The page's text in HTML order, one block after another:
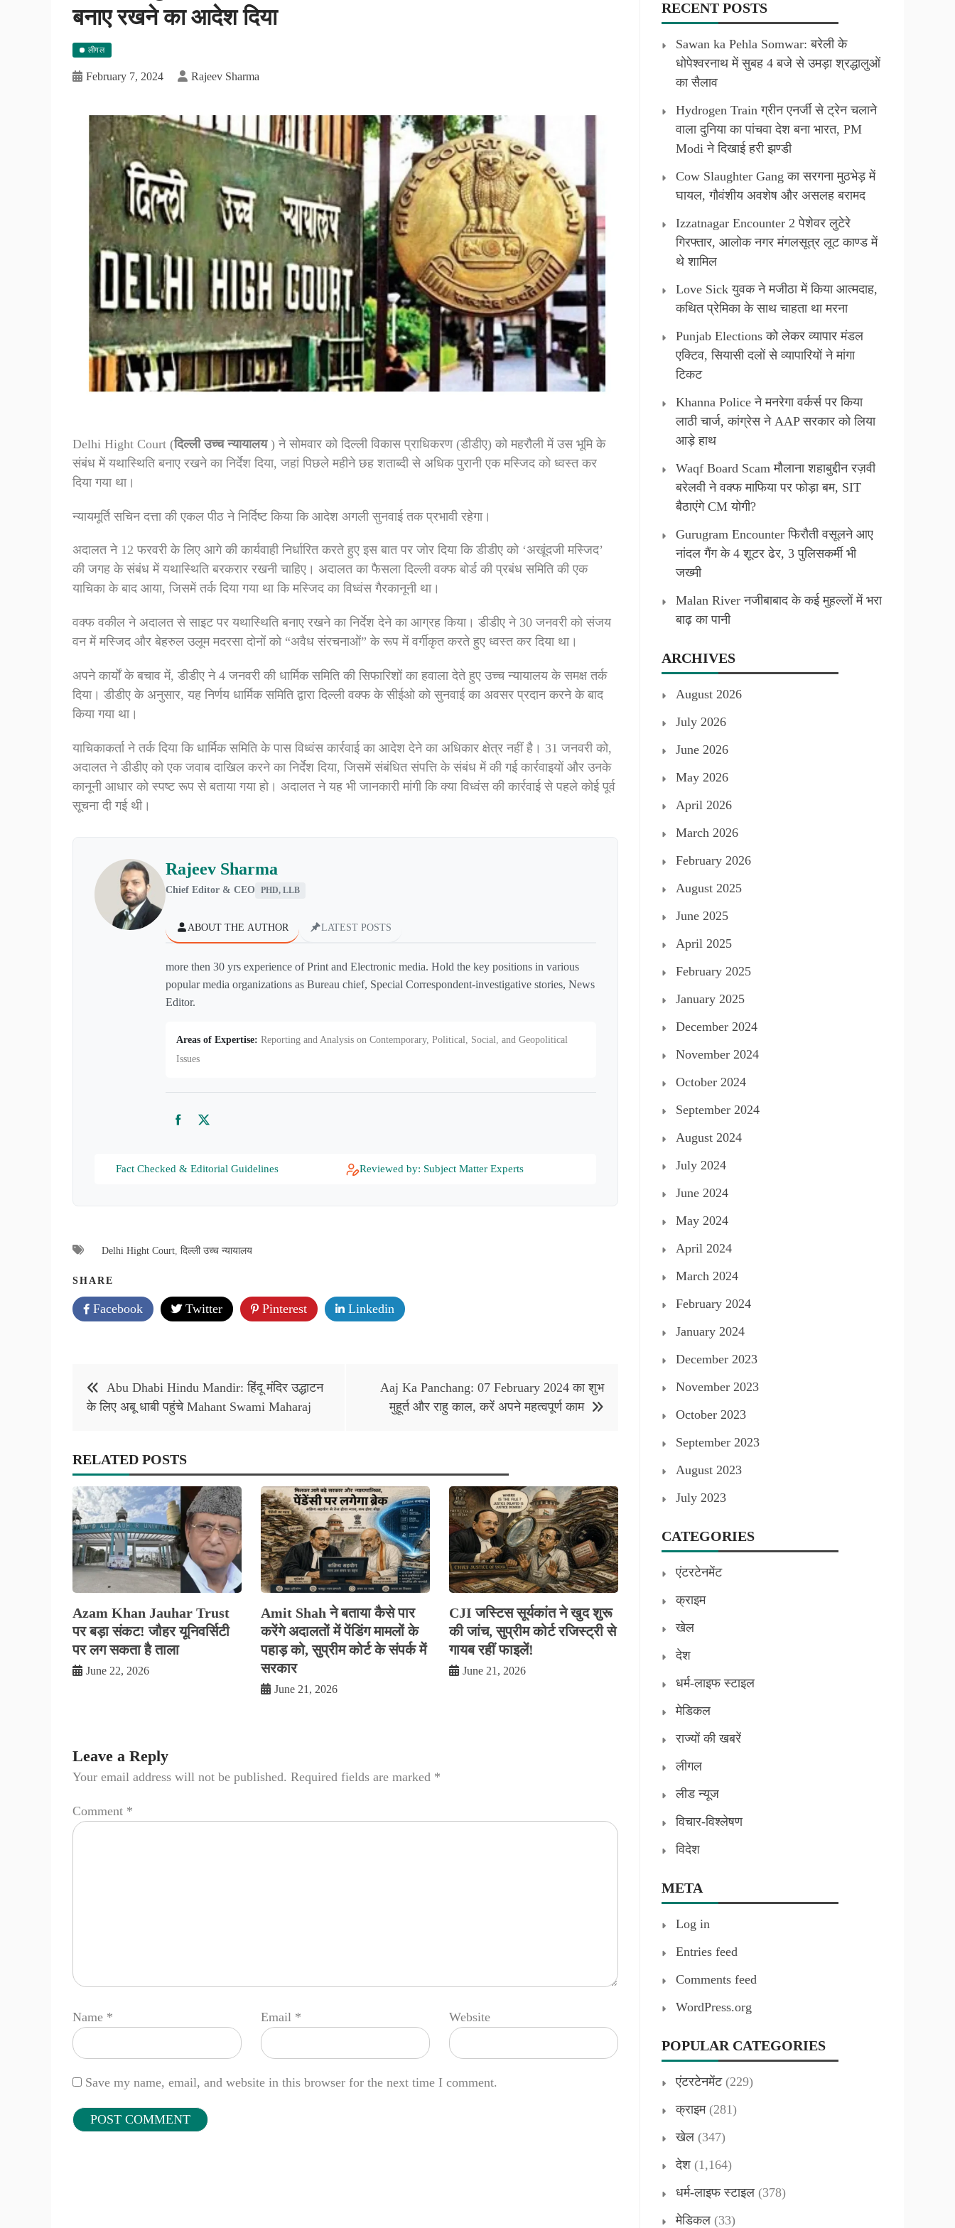
बनाए रखने का आदेश दिया
लीगल
February 7, 2024 Rajeev Sharma
Delhi Hight Court (दिल्ली उच्च न्यायालय) ने सोमवार को दिल्ली विकास प्राधिकरण (डीडीए) को महरौली में उस भूमि के
संबंध में यथास्थिति बनाए रखने का निर्देश दिया, जहां पिछले महीने छह शताब्दी से अधिक पुरानी एक मस्जिद को ध्वस्त कर
दिया गया था।
न्यायमूर्ति सचिन दत्ता की एकल पीठ ने निर्दिष्ट किया कि आदेश अगली सुनवाई तक प्रभावी रहेगा।
अदालत ने 12 फरवरी के लिए आगे की कार्यवाही निर्धारित करते हुए इस बात पर जोर दिया कि डीडीए को ‘अखूंदजी मस्जिद’
की जगह के संबंध में यथास्थिति बरकरार रखनी चाहिए। अदालत का फैसला दिल्ली वक्फ बोर्ड की प्रबंध समिति की एक
याचिका के बाद आया, जिसमें तर्क दिया गया था कि मस्जिद का विध्वंस गैरकानूनी था।
वक्फ वकील ने अदालत से साइट पर यथास्थिति बनाए रखने का निर्देश देने का आग्रह किया। डीडीए ने 30 जनवरी को संजय
वन में मस्जिद और बेहरुल उलूम मदरसा दोनों को “अवैध संरचनाओं” के रूप में वर्गीकृत करते हुए ध्वस्त कर दिया था।
अपने कार्यों के बचाव में, डीडीए ने 4 जनवरी की धार्मिक समिति की सिफारिशों का हवाला देते हुए उच्च न्यायालय के समक्ष तर्क
दिया। डीडीए के अनुसार, यह निर्णय धार्मिक समिति द्वारा दिल्ली वक्फ के सीईओ को सुनवाई का अवसर प्रदान करने के बाद
किया गया था।
याचिकाकर्ता ने तर्क दिया कि धार्मिक समिति के पास विध्वंस कार्रवाई का आदेश देने का अधिकार क्षेत्र नहीं है। 31 जनवरी को,
अदालत ने डीडीए को एक जवाब दाखिल करने का निर्देश दिया, जिसमें संबंधित संपत्ति के संबंध में की गई कार्रवाइयों और उनके
कानूनी आधार को स्पष्ट रूप से बताया गया हो। अदालत ने यह भी जानकारी मांगी कि क्या विध्वंस की कार्रवाई से पहले कोई पूर्व
सूचना दी गई थी।
Rajeev Sharma
Chief Editor & CEO PHD, LLB
ABOUT THE AUTHOR LATEST POSTS
more then 30 yrs experience of Print and Electronic media. Hold the key positions in various
popular media organizations as Bureau chief, Special Correspondent-investigative stories, News
Editor.
Areas of Expertise: Reporting and Analysis on Contemporary, Political, Social, and Geopolitical
Issues
FacebookTwitter
Fact Checked & Editorial Guidelines Reviewed by: Subject Matter Experts
Delhi Hight Court, दिल्ली उच्च न्यायालय
SHARE
Facebook Twitter Pinterest Linkedin
Post
navigation
Abu Dhabi Hindu Mandir: हिंदू मंदिर उद्धाटन
के लिए अबू धाबी पहुंचे Mahant Swami Maharaj
Aaj Ka Panchang: 07 February 2024 का शुभ
मुहूर्त और राहु काल, करें अपने महत्वपूर्ण काम
RELATED POSTS
Azam Khan Jauhar Trust
पर बड़ा संकट! जौहर यूनिवर्सिटी
पर लग सकता है ताला
June 22, 2026
Amit Shah ने बताया कैसे पार
करेंगे अदालतों में पेंडिंग मामलों के
पहाड़ को, सुप्रीम कोर्ट के संपर्क में
सरकार
June 21, 2026
CJI जस्टिस सूर्यकांत ने खुद शुरू
की जांच, सुप्रीम कोर्ट रजिस्ट्री से
गायब रहीं फाइलें!
June 21, 2026
Leave a Reply
Your email address will not be published. Required fields are marked *
Comment *
Name * Email * Website
Save my name, email, and website in this browser for the next time I comment.
RECENT POSTS
Sawan ka Pehla Somwar: बरेली के
धोपेश्वरनाथ में सुबह 4 बजे से उमड़ा श्रद्धालुओं
का सैलाव
Hydrogen Train ग्रीन एनर्जी से ट्रेन चलाने
वाला दुनिया का पांचवा देश बना भारत, PM
Modi ने दिखाई हरी झण्डी
Cow Slaughter Gang का सरगना मुठभेड़ में
घायल, गौवंशीय अवशेष और असलह बरामद
Izzatnagar Encounter 2 पेशेवर लुटेरे
गिरफ्तार, आलोक नगर मंगलसूत्र लूट काण्‍ड में
थे शामिल
Love Sick युवक ने मजीठा में किया आत्मदाह,
कथित प्रेमिका के साथ चाहता था मरना
Punjab Elections को लेकर व्यापार मंडल
एक्टिव, सियासी दलों से व्यापारियों ने मांगा
टिकट
Khanna Police ने मनरेगा वर्कर्स पर किया
लाठी चार्ज, कांग्रेस ने AAP सरकार को लिया
आड़े हाथ
Waqf Board Scam मौलाना शहाबुद्दीन रज़वी
बरेलवी ने वक्फ माफिया पर फोड़ा बम, SIT
बैठाएंगे CM योगी?
Gurugram Encounter फिरौती वसूलने आए
नांदल गैंग के 4 शूटर ढेर, 3 पुलिसकर्मी भी
जख्मी
Malan River नजीबाबाद के कई मुहल्लों में भरा
बाढ़ का पानी
ARCHIVES
August 2026
July 2026
June 2026
May 2026
April 2026
March 2026
February 2026
August 2025
June 2025
April 2025
February 2025
January 2025
December 2024
November 2024
October 2024
September 2024
August 2024
July 2024
June 2024
May 2024
April 2024
March 2024
February 2024
January 2024
December 2023
November 2023
October 2023
September 2023
August 2023
July 2023
CATEGORIES
एंटरटेनमेंट
क्राइम
खेल
देश
धर्म-लाइफ स्टाइल
मेडिकल
राज्यों की खबरें
लीगल
लीड न्यूज
विचार-विश्लेषण
विदेश
META
Log in
Entries feed
Comments feed
WordPress.org
POPULAR CATEGORIES
एंटरटेनमेंट(229)
क्राइम(281)
खेल (347)
देश (1,164)
धर्म-लाइफ स्टाइल (378)
मेडिकल (33)